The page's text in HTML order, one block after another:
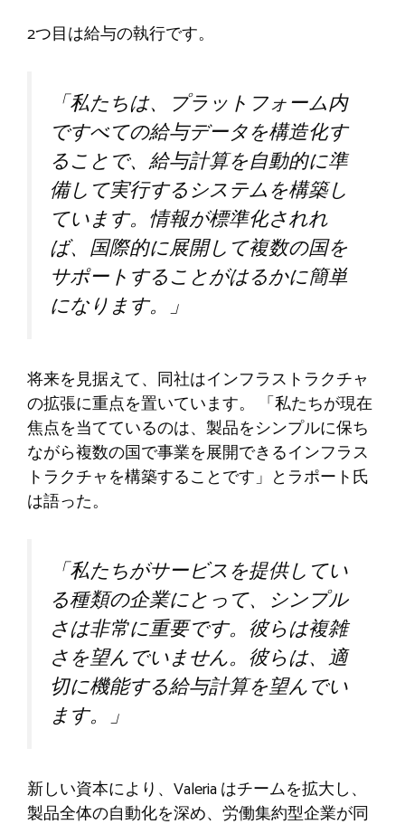
2つ目は給与の執行です。
「私たちは、プラットフォーム内
ですべての給与データを構造化す
ることで、給与計算を自動的に準
備して実行するシステムを構築し
ています。情報が標準化されれ
ば、国際的に展開して複数の国を
サポートすることがはるかに簡単
になります。」
将来を見据えて、同社はインフラストラクチャ
の拡張に重点を置いています。 「私たちが現在
焦点を当てているのは、製品をシンプルに保ち
ながら複数の国で事業を展開できるインフラス
トラクチャを構築することです」とラポート氏
は語った。
「私たちがサービスを提供してい
る種類の企業にとって、シンプル
さは非常に重要です。彼らは複雑
さを望んでいません。彼らは、適
切に機能する給与計算を望んでい
ます。」
新しい資本により、Valeria はチームを拡大し、
製品全体の自動化を深め、労働集約型企業が同